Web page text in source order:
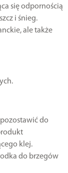
się odpornością
i śnieg.
ale także
do
klej.
do brzegów